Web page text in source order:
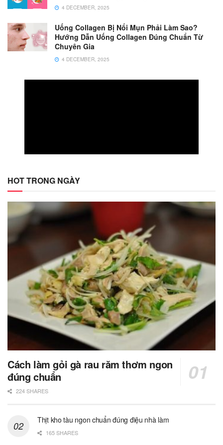
4 DECEMBER, 2025
Uống Collagen Bị Nổi Mụn Phải Làm Sao?
Hướng Dẫn Uống Collagen Đúng Chuẩn Từ
Chuyên Gia
4 DECEMBER, 2025
HOT TRONG NGÀY
Cách làm gỏi gà rau răm thơm ngon
đúng chuẩn
224 SHARES
Thịt kho tàu ngon chuẩn đúng điệu nhà làm
165 SHARES